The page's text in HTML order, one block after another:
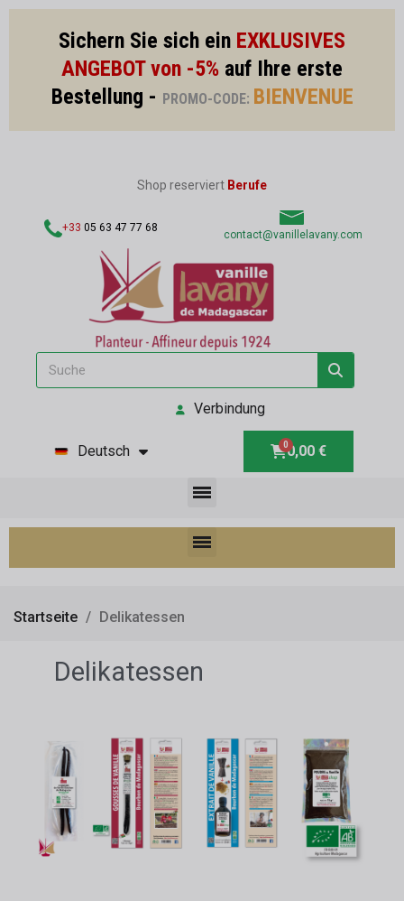
Sichern Sie sich ein EXKLUSIVES
ANGEBOT von -5% auf Ihre erste
Bestellung - PROMO-CODE: BIENVENUE
Shop reserviert Berufe
+33 05 63 47 77 68
contact@vanillelavany.com
Verbindung
Deutsch 0,00 €
Startseite Delikatessen
Delikatessen